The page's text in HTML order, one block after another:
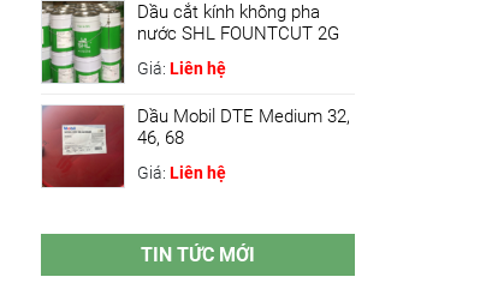
Dầu cắt kính không pha
nước SHL FOUNTCUT 2G
Giá: Liên hệ
Dầu Mobil DTE Medium 32,
46, 68
Giá: Liên hệ
TIN TỨC MỚI